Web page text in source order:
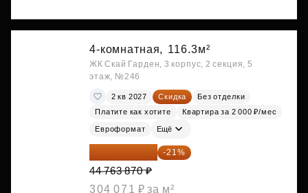
4-комнатная, 116.3м²
ЖК Скай Гарден, 3 корпус, 2 секция, 5
этаж, №246
2 кв 2027 Скидка
Без отделки
Платите как хотите
Квартира за 2 000 ₽/мес
Евроформат Ещё
35 363 457 ₽ -21%
44 763 870 ₽
304 071 ₽ за м²